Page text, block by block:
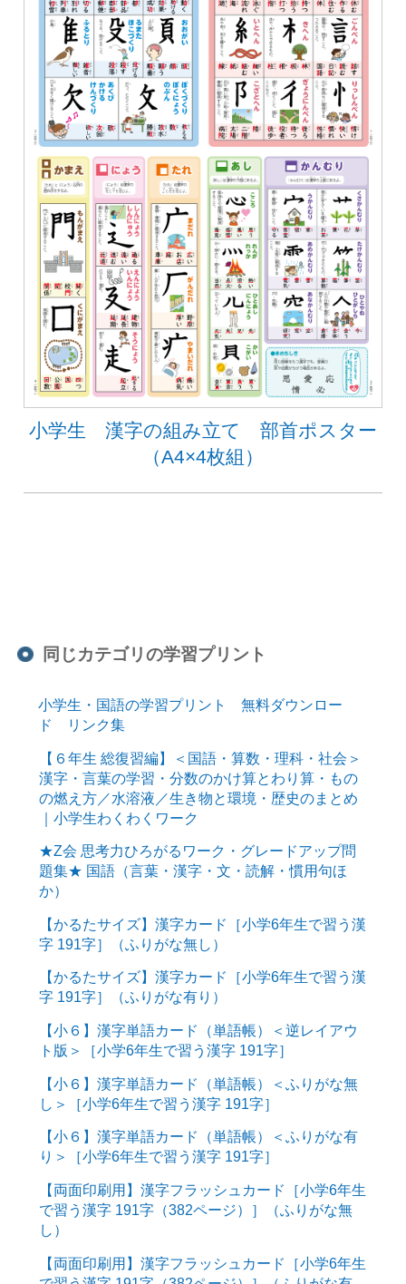
小学生 漢字の組み立て 部首ポスター
（A4×4枚組）
同じカテゴリの学習プリント
小学生・国語の学習プリント 無料ダウンロー
ド リンク集
【６年生 総復習編】＜国語・算数・理科・社会＞
漢字・言葉の学習・分数のかけ算とわり算・もの
の燃え方／水溶液／生き物と環境・歴史のまとめ
｜小学生わくわくワーク
★Z会 思考力ひろがるワーク・グレードアップ問
題集★ 国語（言葉・漢字・文・読解・慣用句ほ
か）
【かるたサイズ】漢字カード［小学6年生で習う漢
字 191字］（ふりがな無し）
【かるたサイズ】漢字カード［小学6年生で習う漢
字 191字］（ふりがな有り）
【小６】漢字単語カード（単語帳）＜逆レイアウ
ト版＞［小学6年生で習う漢字 191字］
【小６】漢字単語カード（単語帳）＜ふりがな無
し＞［小学6年生で習う漢字 191字］
【小６】漢字単語カード（単語帳）＜ふりがな有
り＞［小学6年生で習う漢字 191字］
【両面印刷用】漢字フラッシュカード［小学6年生
で習う漢字 191字（382ページ）］（ふりがな無
し）
【両面印刷用】漢字フラッシュカード［小学6年生